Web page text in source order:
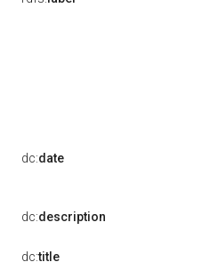
dc:date
dc:description
dc:title